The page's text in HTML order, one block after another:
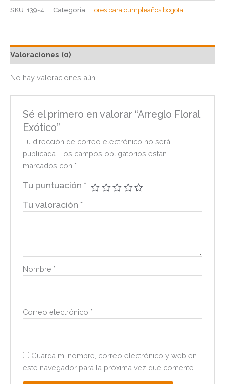
SKU: 139-4 Categoría: Flores para cumpleaños bogota
Valoraciones (0)
No hay valoraciones aún.
Sé el primero en valorar “Arreglo Floral
Exótico”
Tu dirección de correo electrónico no será
publicada. Los campos obligatorios están
marcados con *
Tu puntuación *
Tu valoración *
Nombre *
Correo electrónico *
Guarda mi nombre, correo electrónico y web en
este navegador para la próxima vez que comente.